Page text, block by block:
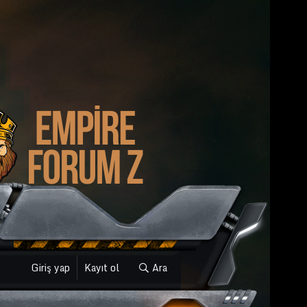
Giriş yap Kayıt ol Ara